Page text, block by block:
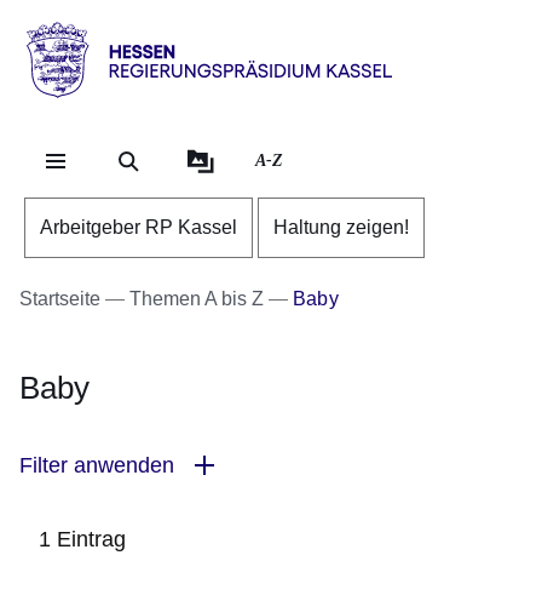
Direkt zum Kopf der
Direkt zum Inhalt
Direkt zum Fuß der
Hessen
RP
A-Z
Arbeitgeber RP Kassel Haltung zeigen!
Startseite Themen A bis Z Baby
Baby
Filter anwenden
1 Eintrag